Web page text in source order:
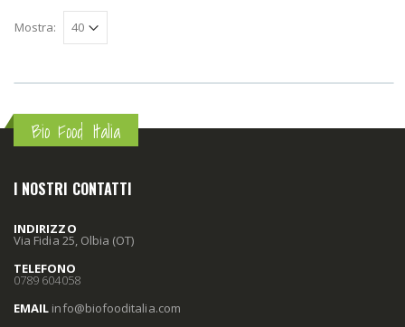
Mostra:
Bio Food Italia
I NOSTRI CONTATTI
INDIRIZZO
Via Fidia 25, Olbia (OT)
TELEFONO
0789 604058
EMAIL info@biofooditalia.com